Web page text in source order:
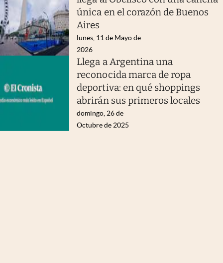
única en el corazón de Buenos
Aires
lunes, 11 de Mayo de
2026
Llega a Argentina una
reconocida marca de ropa
deportiva: en qué shoppings
abrirán sus primeros locales
domingo, 26 de
Octubre de 2025